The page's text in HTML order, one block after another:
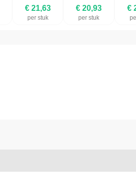
€ 21,63
per stuk
€ 20,93
per stuk
€